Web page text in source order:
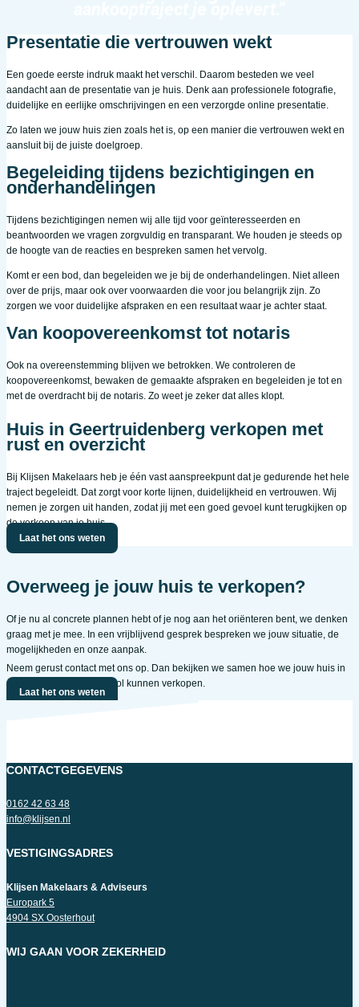
Presentatie die vertrouwen wekt
Een goede eerste indruk maakt het verschil. Daarom besteden we veel
aandacht aan de presentatie van je huis. Denk aan professionele fotografie,
duidelijke en eerlijke omschrijvingen en een verzorgde online presentatie.
Zo laten we jouw huis zien zoals het is, op een manier die vertrouwen wekt en
aansluit bij de juiste doelgroep.
Begeleiding tijdens bezichtigingen en
onderhandelingen
Tijdens bezichtigingen nemen wij alle tijd voor geïnteresseerden en
beantwoorden we vragen zorgvuldig en transparant. We houden je steeds op
de hoogte van de reacties en bespreken samen het vervolg.
Komt er een bod, dan begeleiden we je bij de onderhandelingen. Niet alleen
over de prijs, maar ook over voorwaarden die voor jou belangrijk zijn. Zo
zorgen we voor duidelijke afspraken en een resultaat waar je achter staat.
Van koopovereenkomst tot notaris
Ook na overeenstemming blijven we betrokken. We controleren de
koopovereenkomst, bewaken de gemaakte afspraken en begeleiden je tot en
met de overdracht bij de notaris. Zo weet je zeker dat alles klopt.
Huis in Geertruidenberg verkopen met
rust en overzicht
Bij Klijsen Makelaars heb je één vast aanspreekpunt dat je gedurende het hele
traject begeleidt. Dat zorgt voor korte lijnen, duidelijkheid en vertrouwen. Wij
nemen je zorgen uit handen, zodat jij met een goed gevoel kunt terugkijken op
de verkoop van je huis.
Laat het ons weten
Overweeg je jouw huis te verkopen?
Of je nu al concrete plannen hebt of je nog aan het oriënteren bent, we denken
graag met je mee. In een vrijblijvend gesprek bespreken we jouw situatie, de
mogelijkheden en onze aanpak.
Neem gerust contact met ons op. Dan bekijken we samen hoe we jouw huis in
Geertruidenberg succesvol kunnen verkopen.
Laat het ons weten
CONTACTGEGEVENS
0162 42 63 48
info@klijsen.nl
VESTIGINGSADRES
Klijsen Makelaars & Adviseurs
Europark 5
4904 SX Oosterhout
WIJ GAAN VOOR ZEKERHEID